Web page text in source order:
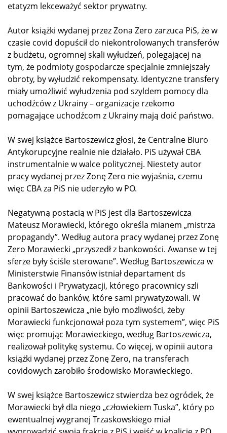
etatyzm lekceważyć sektor prywatny.
Autor książki wydanej przez Zona Zero zarzuca PiS, że w
czasie covid dopuścił do niekontrolowanych transferów
z budżetu, ogromnej skali wyłudzeń, polegającej na
tym, że podmioty gospodarcze specjalnie zmniejszały
obroty, by wyłudzić rekompensaty. Identyczne transfery
miały umożliwić wyłudzenia pod szyldem pomocy dla
uchodźców z Ukrainy – organizacje rzekomo
pomagające uchodźcom z Ukrainy mają doić państwo.
W swej książce Bartoszewicz głosi, że Centralne Biuro
Antykorupcyjne realnie nie działało. PiS używał CBA
instrumentalnie w walce politycznej. Niestety autor
pracy wydanej przez Zonę Zero nie wyjaśnia, czemu
więc CBA za PiS nie uderzyło w PO.
Negatywną postacią w PiS jest dla Bartoszewicza
Mateusz Morawiecki, którego określa mianem „mistrza
propagandy”. Według autora pracy wydanej przez Zonę
Zero Morawiecki „przyszedł z bankowości. Awanse w tej
sferze były ściśle sterowane”. Według Bartoszewicza w
Ministerstwie Finansów istniał departament ds
Bankowości i Prywatyzacji, którego pracownicy szli
pracować do banków, które sami prywatyzowali. W
opinii Bartoszewicza „nie było możliwości, żeby
Morawiecki funkcjonował poza tym systemem”, więc PiS
więc promując Morawieckiego, według Bartoszewicza,
realizował politykę systemu. Co więcej, w opinii autora
książki wydanej przez Zonę Zero, na transferach
covidowych zarobiło środowisko Morawieckiego.
W swej książce Bartoszewicz stwierdza bez ogródek, że
Morawiecki był dla niego „człowiekiem Tuska”, który po
ewentualnej wygranej Trzaskowskiego miał